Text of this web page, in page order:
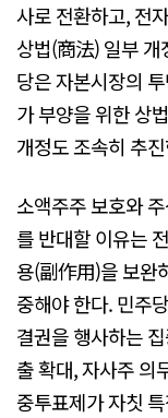
사로 전환하고, 전
상법(商法) 일부
당은 자본시장의
가 부양을 위한 상
개정도 조속히 추
소액주주 보호와
를 반대할 이유는
용(副作用)을 보완
중해야 한다. 민주
결권을 행사하는
출 확대, 자사주 의
중투표제가 자칫